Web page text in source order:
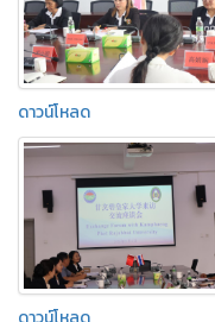
ดาวน์โหลด